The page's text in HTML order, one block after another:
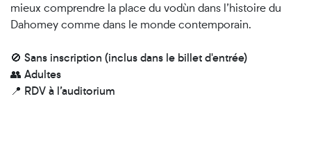
mieux comprendre la place du vodùn dans l’histoire du
Dahomey comme dans le monde contemporain.
🚫 Sans inscription (inclus dans le billet d'entrée)
👥 Adultes
📍 RDV à l’auditorium